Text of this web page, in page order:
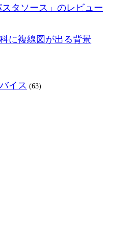
スタソース」のレビュー
に複線図が出る背景
イス (63)